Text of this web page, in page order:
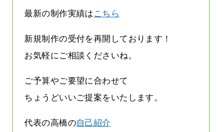
最新の制作実績は こちら
新規制作の受付を再開しております！
お気軽にご相談くださいね。
ご予算やご要望に合わせて
ちょうどいいご提案をいたします。
代表の高橋の自己紹介